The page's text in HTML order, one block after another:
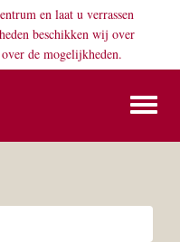
en laat u verrassen
beschikken wij over
de mogelijkheden.